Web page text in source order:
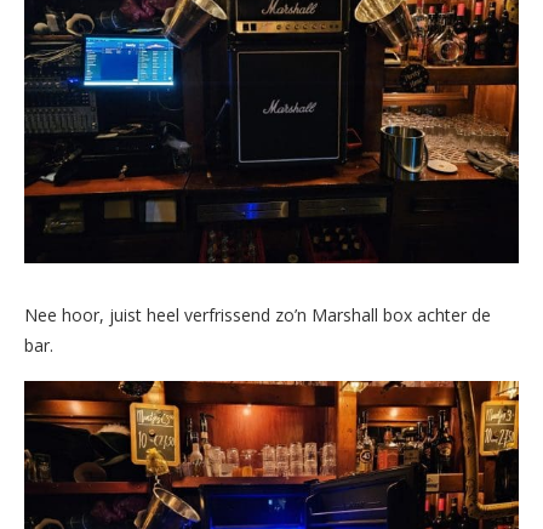
Nee hoor, juist heel verfrissend zo’n Marshall box achter de
bar.